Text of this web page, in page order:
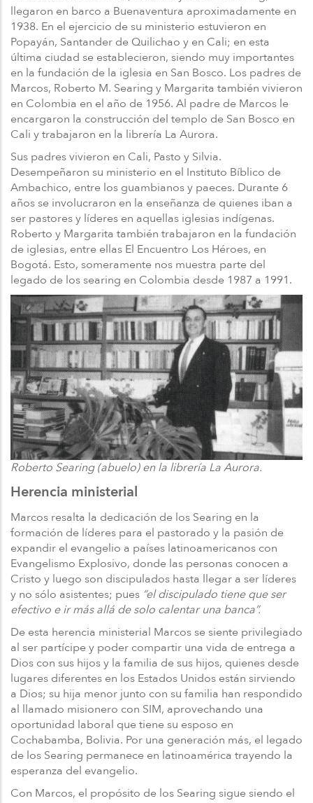
llegaron en barco a Buenaventura aproximadamente en
1938. En el ejercicio de su ministerio estuvieron en
Popayán, Santander de Quilichao y en Cali; en esta
última ciudad se establecieron, siendo muy importantes
en la fundación de la iglesia en San Bosco. Los padres de
Marcos, Roberto M. Searing y Margarita también vivieron
en Colombia en el año de 1956. Al padre de Marcos le
encargaron la construcción del templo de San Bosco en
Cali y trabajaron en la librería La Aurora.
Sus padres vivieron en Cali, Pasto y Silvia.
Desempeñaron su ministerio en el Instituto Bíblico de
Ambachico, entre los guambianos y paeces. Durante 6
años se involucraron en la enseñanza de quienes iban a
ser pastores y líderes en aquellas iglesias indígenas.
Roberto y Margarita también trabajaron en la fundación
de iglesias, entre ellas El Encuentro Los Héroes, en
Bogotá. Esto, someramente nos muestra parte del
legado de los searing en Colombia desde 1987 a 1991.
Roberto Searing (abuelo) en la librería La Aurora.
Herencia ministerial
Marcos resalta la dedicación de los Searing en la
formación de líderes para el pastorado y la pasión de
expandir el evangelio a países latinoamericanos con
Evangelismo Explosivo, donde las personas conocen a
Cristo y luego son discipulados hasta llegar a ser líderes
y no sólo asistentes; pues “el discipulado tiene que ser
efectivo e ir más allá de solo calentar una banca”.
De esta herencia ministerial Marcos se siente privilegiado
al ser partícipe y poder compartir una vida de entrega a
Dios con sus hijos y la familia de sus hijos, quienes desde
lugares diferentes en los Estados Unidos están sirviendo
a Dios; su hija menor junto con su familia han respondido
al llamado misionero con SIM, aprovechando una
oportunidad laboral que tiene su esposo en
Cochabamba, Bolivia. Por una generación más, el legado
de los Searing permanece en latinoamérica trayendo la
esperanza del evangelio.
Con Marcos, el propósito de los Searing sigue siendo el